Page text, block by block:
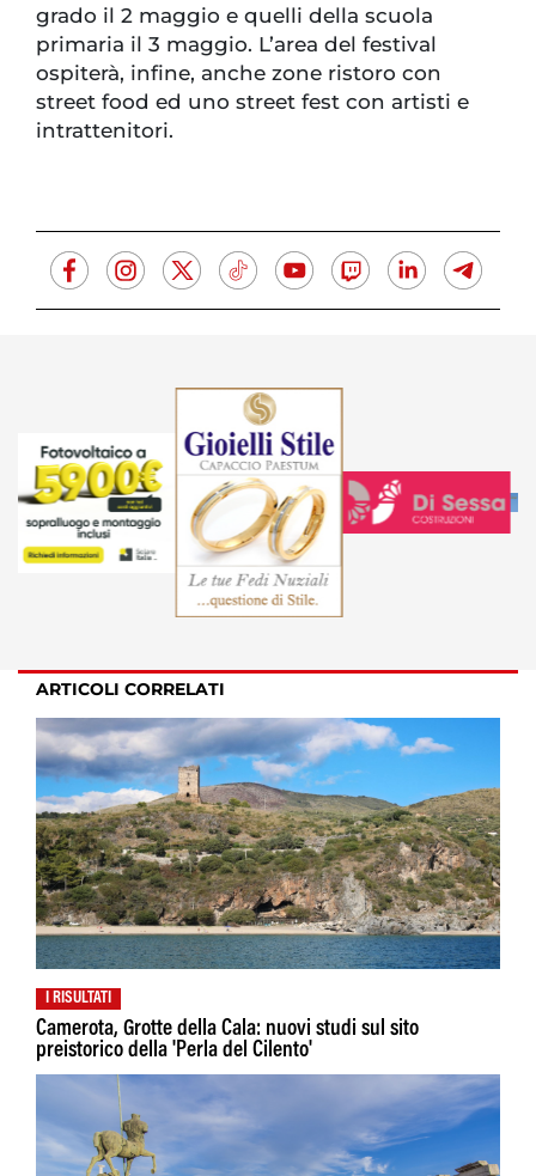
grado il 2 maggio e quelli della scuola
primaria il 3 maggio. L’area del festival
ospiterà, infine, anche zone ristoro con
street food ed uno street fest con artisti e
intrattenitori.
ARTICOLI CORRELATI
I RISULTATI
Camerota, Grotte della Cala: nuovi studi sul sito
preistorico della 'Perla del Cilento'